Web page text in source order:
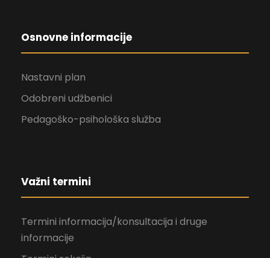
Osnovne informacije
Nastavni plan
Odobreni udžbenici
Pedagoško-psihološka služba
Važni termini
Termini informacija/konsultacija i druge
informacije